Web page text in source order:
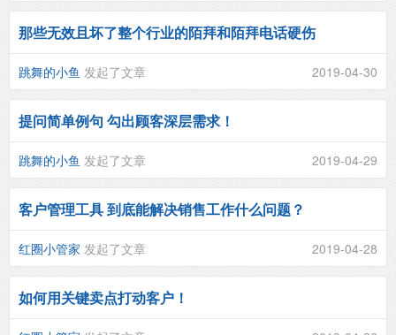
那些无效且坏了整个行业的陌拜和陌拜电话硬伤
跳舞的小鱼 发起了文章 2019-04-30
提问简单例句 勾出顾客深层需求！
跳舞的小鱼 发起了文章 2019-04-29
客户管理工具 到底能解决销售工作什么问题？
红圈小管家 发起了文章 2019-04-28
如何用关键卖点打动客户！